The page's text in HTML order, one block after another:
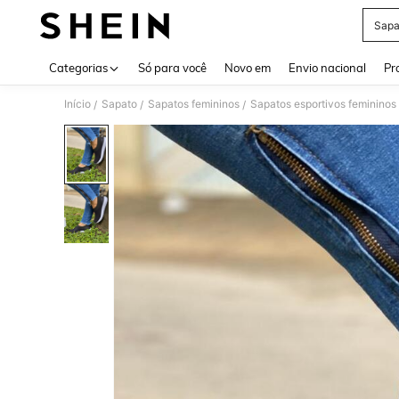
Categorias Só para você Novo em Envio nacional
Início / Sapato / Sapatos femininos / Sapatos esportivos femininos